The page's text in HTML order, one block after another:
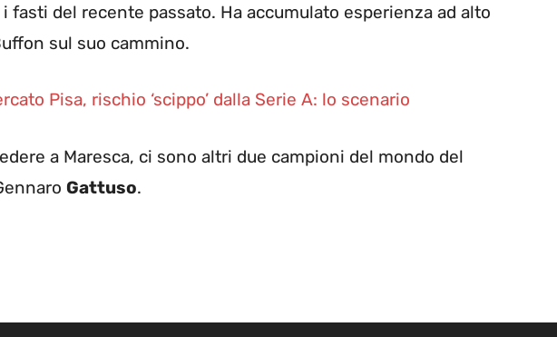
fasti del recente passato. Ha accumulato esperienza ad alto
sul suo cammino.
Pisa, rischio ‘scippo’ dalla Serie A: lo scenario
a Maresca, ci sono altri due campioni del mondo del
Gattuso.